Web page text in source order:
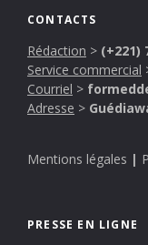
CONTACTS
Rédaction > (+221)
Service commercial
Courriel >
Adresse >
Mentions légales |
PRESSE EN LIGNE